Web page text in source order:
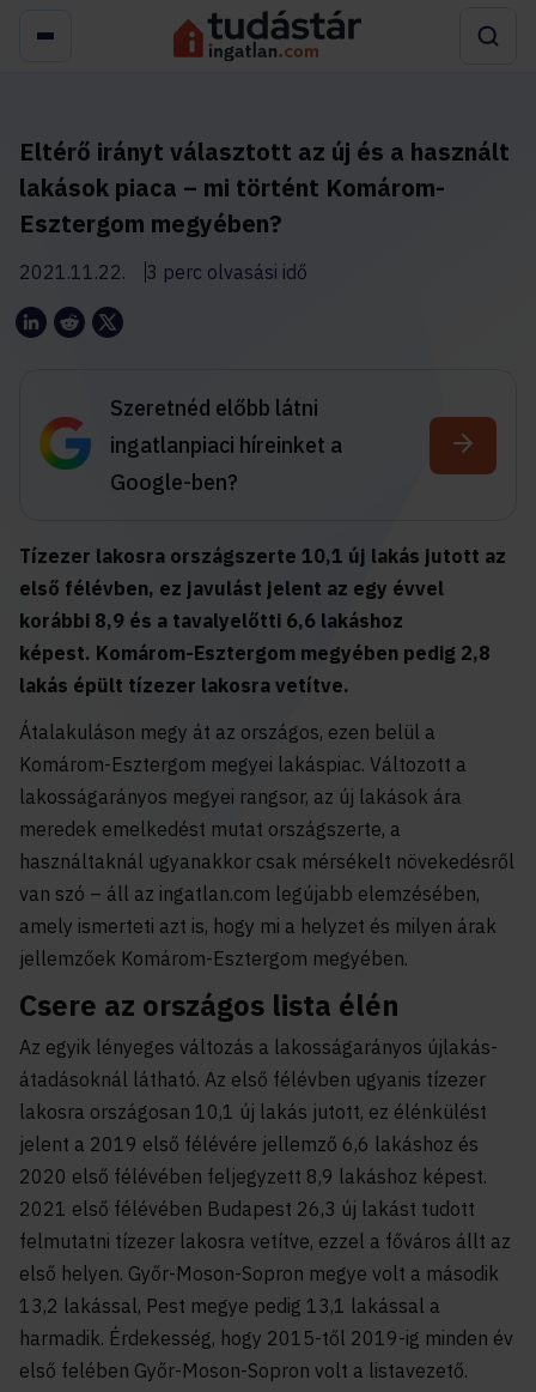
Eltérő irányt választott az új és a használt
lakások piaca – mi történt Komárom-
Esztergom megyében?
2021.11.22. 3 perc olvasási idő
Szeretnéd előbb látni
ingatlanpiaci híreinket a
Google-ben?
Tízezer lakosra országszerte 10,1 új lakás jutott az
első félévben, ez javulást jelent az egy évvel
korábbi 8,9 és a tavalyelőtti 6,6 lakáshoz
képest. Komárom-Esztergom megyében pedig 2,8
lakás épült tízezer lakosra vetítve.
Átalakuláson megy át az országos, ezen belül a
Komárom-Esztergom megyei lakáspiac. Változott a
lakosságarányos megyei rangsor, az új lakások ára
meredek emelkedést mutat országszerte, a
használtaknál ugyanakkor csak mérsékelt növekedésről
van szó – áll az ingatlan.com legújabb elemzésében,
amely ismerteti azt is, hogy mi a helyzet és milyen árak
jellemzőek Komárom-Esztergom megyében.
Csere az országos lista élén
Az egyik lényeges változás a lakosságarányos újlakás-
átadásoknál látható. Az első félévben ugyanis tízezer
lakosra országosan 10,1 új lakás jutott, ez élénkülést
jelent a 2019 első félévére jellemző 6,6 lakáshoz és
2020 első félévében feljegyzett 8,9 lakáshoz képest.
2021 első félévében Budapest 26,3 új lakást tudott
felmutatni tízezer lakosra vetítve, ezzel a főváros állt az
első helyen. Győr-Moson-Sopron megye volt a második
13,2 lakással, Pest megye pedig 13,1 lakással a
harmadik. Érdekesség, hogy 2015-től 2019-ig minden év
első felében Győr-Moson-Sopron volt a listavezető.